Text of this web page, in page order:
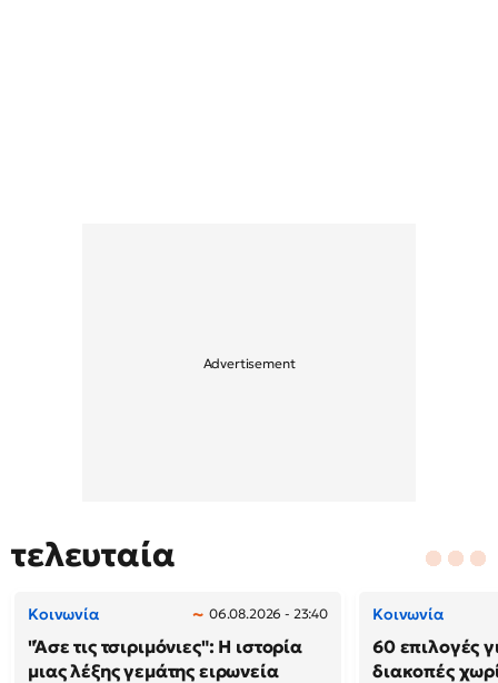
τελευταία
Κοινωνία 06.08.2026 - 23:40
"Άσε τις τσιριμόνιες": Η ιστορία
μιας λέξης γεμάτης ειρωνεία
Κοινωνία
60 επιλογές
διακοπές